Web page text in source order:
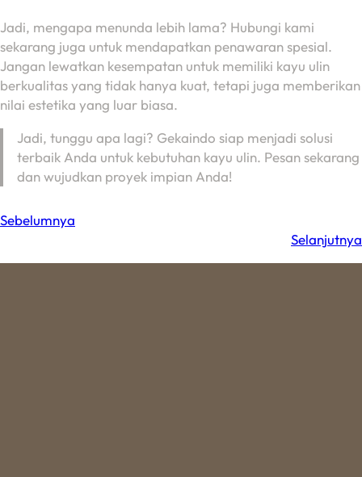
Jadi, mengapa menunda lebih lama? Hubungi kami
sekarang juga untuk mendapatkan penawaran spesial.
Jangan lewatkan kesempatan untuk memiliki kayu ulin
berkualitas yang tidak hanya kuat, tetapi juga memberikan
nilai estetika yang luar biasa.
Jadi, tunggu apa lagi? Gekaindo siap menjadi solusi
terbaik Anda untuk kebutuhan kayu ulin. Pesan sekarang
dan wujudkan proyek impian Anda!
Sebelumnya
Selanjutnya